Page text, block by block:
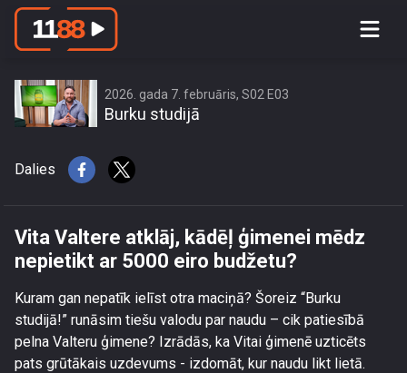
Vita Valtere atklāj, kādēļ ģimenei mēdz
2026. gada 7. februāris, S02 E03
Burku studijā
Dalies
Vita Valtere atklāj, kādēļ ģimenei mēdz
nepietikt ar 5000 eiro budžetu?
Kuram gan nepatīk ielīst otra maciņā? Šoreiz “Burku
studijā!” runāsim tiešu valodu par naudu – cik patiesībā
pelna Valteru ģimene? Izrādās, ka Vitai ģimenē uzticēts
pats grūtākais uzdevums - izdomāt, kur naudu likt lietā.